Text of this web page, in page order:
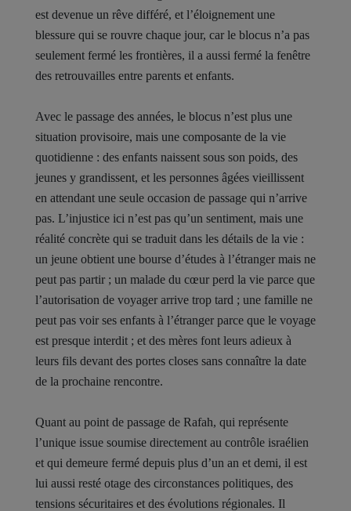
est devenue un rêve différé, et l’éloignement une
blessure qui se rouvre chaque jour, car le blocus n’a pas
seulement fermé les frontières, il a aussi fermé la fenêtre
des retrouvailles entre parents et enfants.
Avec le passage des années, le blocus n’est plus une
situation provisoire, mais une composante de la vie
quotidienne : des enfants naissent sous son poids, des
jeunes y grandissent, et les personnes âgées vieillissent
en attendant une seule occasion de passage qui n’arrive
pas. L’injustice ici n’est pas qu’un sentiment, mais une
réalité concrète qui se traduit dans les détails de la vie :
un jeune obtient une bourse d’études à l’étranger mais ne
peut pas partir ; un malade du cœur perd la vie parce que
l’autorisation de voyager arrive trop tard ; une famille ne
peut pas voir ses enfants à l’étranger parce que le voyage
est presque interdit ; et des mères font leurs adieux à
leurs fils devant des portes closes sans connaître la date
de la prochaine rencontre.
Quant au point de passage de Rafah, qui représente
l’unique issue soumise directement au contrôle israélien
et qui demeure fermé depuis plus d’un an et demi, il est
lui aussi resté otage des circonstances politiques, des
tensions sécuritaires et des évolutions régionales. Il